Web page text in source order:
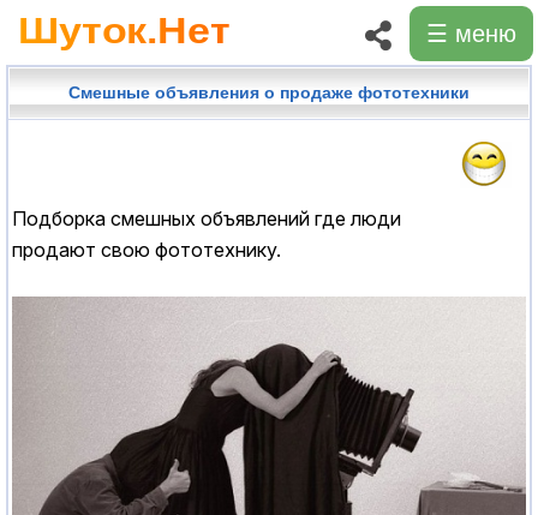
☰ меню
Смешные объявления о продаже фототехники
Подборка смешных объявлений где люди
продают свою фототехнику.